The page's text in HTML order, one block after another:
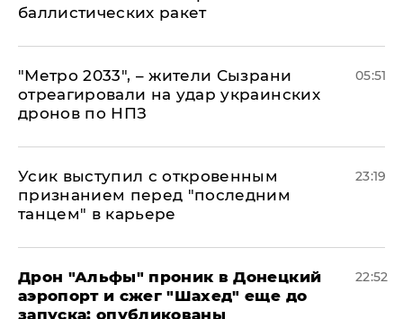
баллистических ракет
"Метро 2033", – жители Сызрани
отреагировали на удар украинских
дронов по НПЗ
05:51
Усик выступил с откровенным
признанием перед "последним
танцем" в карьере
23:19
Дрон "Альфы" проник в Донецкий
аэропорт и сжег "Шахед" еще до
запуска: опубликованы
22:52